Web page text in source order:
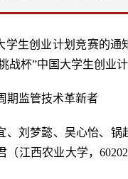
学生创业计划竞赛的通
战杯”中国大学生创业
期监管技术革新者
刘梦懿、吴心怡、锅
（江西农业大学，